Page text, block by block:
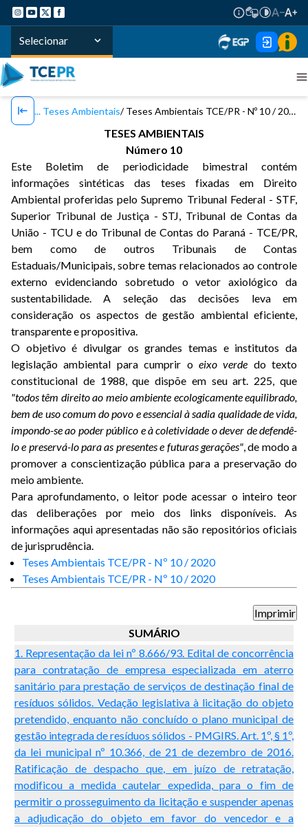
Selecionar
Teses Ambientais Teses Ambientais TCE/PR - Nº 10 / 2020
TESES AMBIENTAIS
Número 10
Este Boletim de periodicidade bimestral contém
informações sintéticas das teses fixadas em Direito
Ambiental proferidas pelo Supremo Tribunal Federal - STF,
Superior Tribunal de Justiça - STJ, Tribunal de Contas da
União - TCU e do Tribunal de Contas do Paraná - TCE/PR,
bem como de outros Tribunais de Contas
Estaduais/Municipais, sobre temas relacionados ao controle
externo evidenciando sobretudo o vetor axiológico da
sustentabilidade. A seleção das decisões leva em
consideração os aspectos de gestão ambiental eficiente,
transparente e propositiva.
O objetivo é divulgar os grandes temas e institutos da
legislação ambiental para cumprir o eixo verde do texto
constitucional de 1988, que dispõe em seu art. 225, que
"todos têm direito ao meio ambiente ecologicamente equilibrado,
bem de uso comum do povo e essencial à sadia qualidade de vida,
impondo-se ao poder público e à coletividade o dever de defendê-
lo e preservá-lo para as presentes e futuras gerações", de modo a
promover a conscientização pública para a preservação do
meio ambiente.
Para aprofundamento, o leitor pode acessar o inteiro teor
das deliberações por meio dos links disponíveis. As
informações aqui apresentadas não são repositórios oficiais
de jurisprudência.
Teses Ambientais TCE/PR - Nº 10 / 2020
Teses Ambientais TCE/PR - Nº 10 / 2020
SUMÁRIO
1. Representação da lei nº 8.666/93. Edital de concorrência
para contratação de empresa especializada em aterro
sanitário para prestação de serviços de destinação final de
resíduos sólidos. Vedação legislativa à licitação do objeto
pretendido, enquanto não concluído o plano municipal de
gestão integrada de resíduos sólidos - PMGIRS. Art. 1º, § 1º,
da lei municipal nº 10.366, de 21 de dezembro de 2016.
Ratificação de despacho que, em juízo de retratação,
modificou a medida cautelar expedida, para o fim de
permitir o prosseguimento da licitação e suspender apenas
a adjudicação do objeto em favor do vencedor e a